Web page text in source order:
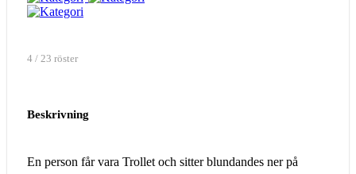
4 / 23 röster
Beskrivning
En person får vara Trollet och sitter blundandes ner på